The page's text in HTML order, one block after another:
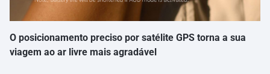
O posicionamento preciso por satélite GPS torna a sua
viagem ao ar livre mais agradável